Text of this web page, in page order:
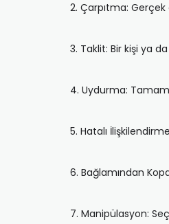
2. Çarpıtma:
3. Taklit: Bir kişi ya
4. Uydurma:
5. Hatalı
6. Bağlamından
7. Manipülasyon: